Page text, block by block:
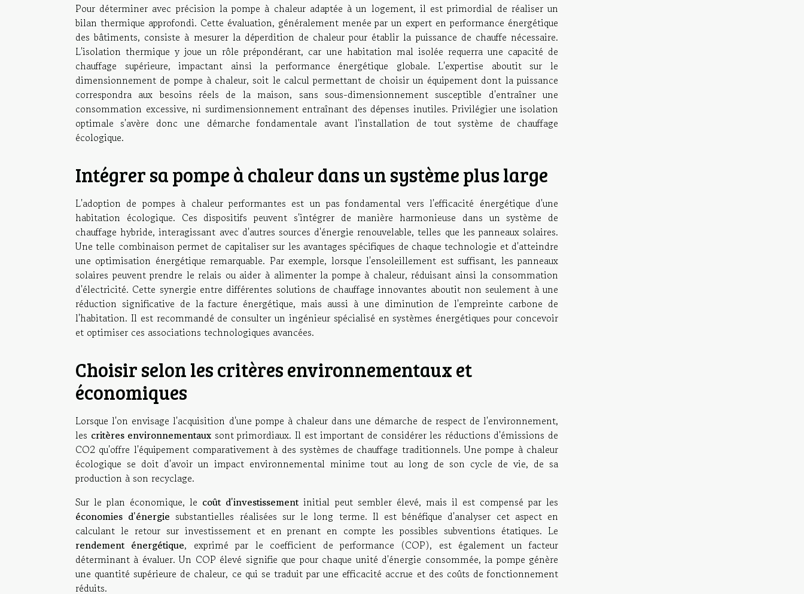
Pour déterminer avec précision la pompe à chaleur adaptée à un logement, il est primordial de réaliser un
bilan thermique approfondi. Cette évaluation, généralement menée par un expert en performance énergétique
des bâtiments, consiste à mesurer la déperdition de chaleur pour établir la puissance de chauffe nécessaire.
L'isolation thermique y joue un rôle prépondérant, car une habitation mal isolée requerra une capacité de
chauffage supérieure, impactant ainsi la performance énergétique globale. L'expertise aboutit sur le
dimensionnement de pompe à chaleur, soit le calcul permettant de choisir un équipement dont la puissance
correspondra aux besoins réels de la maison, sans sous-dimensionnement susceptible d'entraîner une
consommation excessive, ni surdimensionnement entraînant des dépenses inutiles. Privilégier une isolation
optimale s'avère donc une démarche fondamentale avant l'installation de tout système de chauffage
écologique.
Intégrer sa pompe à chaleur dans un système plus large
L'adoption de pompes à chaleur performantes est un pas fondamental vers l'efficacité énergétique d'une
habitation écologique. Ces dispositifs peuvent s'intégrer de manière harmonieuse dans un système de
chauffage hybride, interagissant avec d'autres sources d'énergie renouvelable, telles que les panneaux solaires.
Une telle combinaison permet de capitaliser sur les avantages spécifiques de chaque technologie et d'atteindre
une optimisation énergétique remarquable. Par exemple, lorsque l'ensoleillement est suffisant, les panneaux
solaires peuvent prendre le relais ou aider à alimenter la pompe à chaleur, réduisant ainsi la consommation
d'électricité. Cette synergie entre différentes solutions de chauffage innovantes aboutit non seulement à une
réduction significative de la facture énergétique, mais aussi à une diminution de l'empreinte carbone de
l'habitation. Il est recommandé de consulter un ingénieur spécialisé en systèmes énergétiques pour concevoir
et optimiser ces associations technologiques avancées.
Choisir selon les critères environnementaux et
économiques
Lorsque l'on envisage l'acquisition d'une pompe à chaleur dans une démarche de respect de l'environnement,
les critères environnementaux sont primordiaux. Il est important de considérer les réductions d'émissions de
CO2 qu'offre l'équipement comparativement à des systèmes de chauffage traditionnels. Une pompe à chaleur
écologique se doit d'avoir un impact environnemental minime tout au long de son cycle de vie, de sa
production à son recyclage.
Sur le plan économique, le coût d'investissementinitial peut sembler élevé, mais il est compensé par les
économies d'énergie substantielles réalisées sur le long terme. Il est bénéfique d'analyser cet aspect en
calculant le retour sur investissement et en prenant en compte les possibles subventions étatiques. Le
rendement énergétique, exprimé par le coefficient de performance (COP), est également un facteur
déterminant à évaluer. Un COP élevé signifie que pour chaque unité d'énergie consommée, la pompe génère
une quantité supérieure de chaleur, ce qui se traduit par une efficacité accrue et des coûts de fonctionnement
réduits.